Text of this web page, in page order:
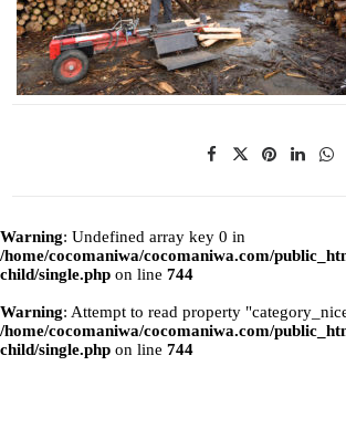
Warning: Undefined array key 0 in
/home/cocomaniwa/cocomaniwa.com/
child/single.php on line 744
Warning: Attempt to read property
/home/cocomaniwa/cocomaniwa.com/
child/single.php on line 744